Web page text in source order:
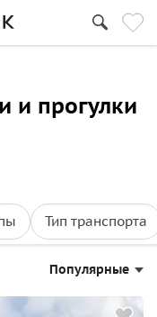
и прогулки
Тип транспорта
Популярные